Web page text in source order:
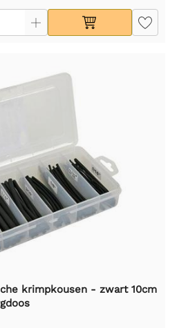
krimpkousen - zwart 10cm